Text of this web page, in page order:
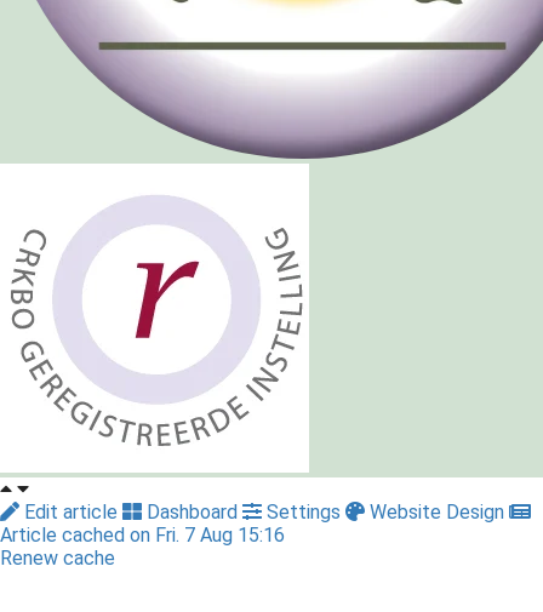
Edit article Dashboard Settings
Website Design
Article cached on Fri. 7 Aug 15:16
Renew cache